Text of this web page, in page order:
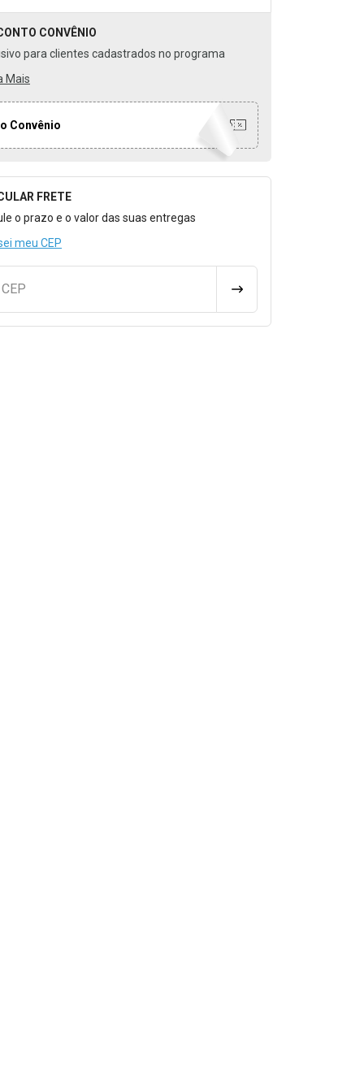
CONVÊNIO
para clientes cadastrados no programa
Mais
Convênio
para Calcular o Frete
FRETE
o prazo e o valor das suas entregas
meu CEP
CALCULAR FRETE